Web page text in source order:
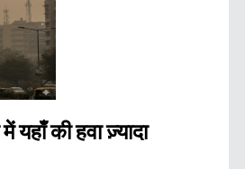
यहाँ की हवा ज़्यादा